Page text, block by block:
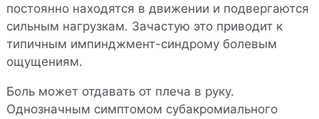
постоянно находятся в движении и подвергаются
сильным нагрузкам. Зачастую это приводит к
типичным импинджмент-синдрому болевым
ощущениям.
Боль может отдавать от плеча в руку.
Однозначным симптомом субакромиального